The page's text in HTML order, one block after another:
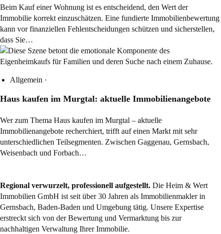
Beim Kauf einer Wohnung ist es entscheidend, den Wert der
Immobilie korrekt einzuschätzen. Eine fundierte Immobilienbewertung
kann vor finanziellen Fehlentscheidungen schützen und sicherstellen,
dass Sie…
Allgemein ·
Haus kaufen im Murgtal: aktuelle Immobilienangebote
Wer zum Thema Haus kaufen im Murgtal – aktuelle
Immobilienangebote recherchiert, trifft auf einen Markt mit sehr
unterschiedlichen Teilsegmenten. Zwischen Gaggenau, Gernsbach,
Weisenbach und Forbach…
Regional verwurzelt, professionell aufgestellt. Die Heim & Wert
Immobilien GmbH ist seit über 30 Jahren als Immobilienmaklerin
Gernsbach, Baden-Baden und Umgebung tätig. Unsere Expertise
erstreckt sich von der Bewertung und Vermarktung bis zur
nachhaltigen Verwaltung Ihrer Immobilie.